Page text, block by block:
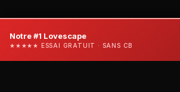
plus ?
Ce site contient des
Notre #1 Lovescape
★★★★★ ESSAI GRATUIT · SANS CB